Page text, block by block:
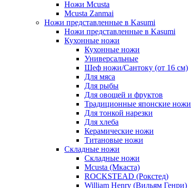
Ножи Mcusta
Mcusta Zanmai
Ножи представленные в Kasumi
Ножи представленные в Kasumi
Кухонные ножи
Кухонные ножи
Универсальные
Шеф ножи/Сантоку (от 16 см)
Для мяса
Для рыбы
Для овощей и фруктов
Традиционные японские ножи
Для тонкой нарезки
Для хлеба
Керамические ножи
Титановые ножи
Складные ножи
Складные ножи
Mcusta (Мкаста)
ROCKSTEAD (Рокстед)
William Henry (Вильям Генри)